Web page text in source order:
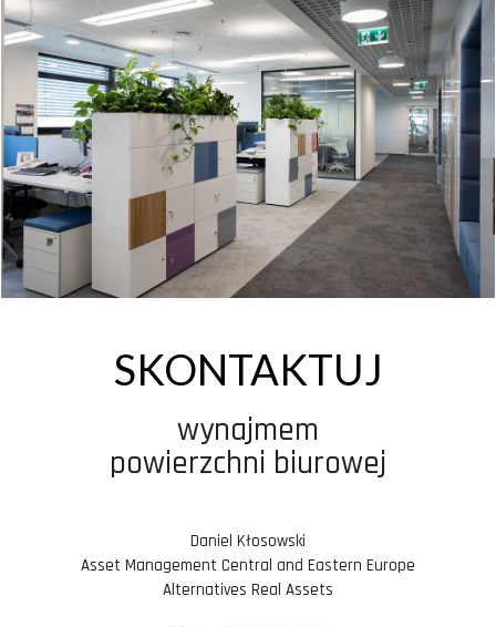
SKONTAKTUJ
wynajmem
powierzchni biurowej
Daniel Kłosowski
Asset Management Central and Eastern Europe
Alternatives Real Assets